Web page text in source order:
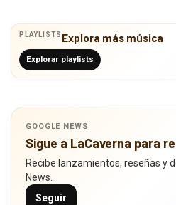
PLAYLISTS Explora más música
Explorar playlists
GOOGLE NEWS
Sigue a LaCaverna para
Recibe lanzamientos, reseñas y
News.
Seguir